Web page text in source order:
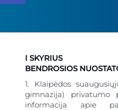
I SKYRIUS
BENDROSIOS
1. Klaipėdos
gimnazija) privatumo
informacija apie